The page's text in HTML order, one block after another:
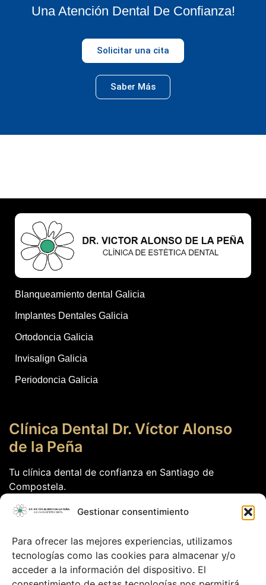
Gestionar consentimiento
Para ofrecer las mejores experiencias, utilizamos
tecnologías como las cookies para almacenar y/o
acceder a la información del dispositivo. El
Una Atención Dental De Confianza!
Solicitar una cita
Saber Más
Blanqueamiento dental Galicia
Implantes Dentales Galicia
Ortodoncia Galicia
Invisalign Galicia
Periodoncia Galicia
Clínica Dental Dr. Víctor Alonso
de la Peña
Tu clínica dental de confianza en Santiago de
Compostela.
15701
Datos de contacto
clinicadentaldrvalonso@gmail.com